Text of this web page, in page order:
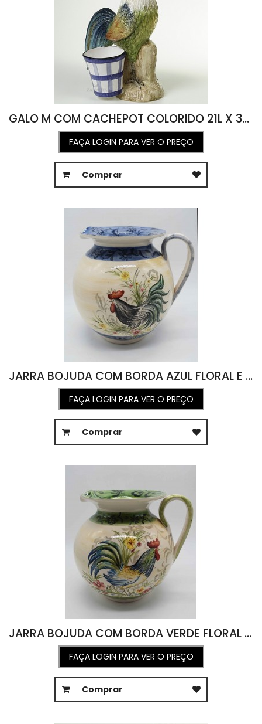
GALO M COM CACHEPOT COLORIDO 21L X 39A
FAÇA LOGIN PARA VER O PREÇO
Comprar
JARRA BOJUDA COM BORDA AZUL FLORAL E DESENHO DE GALO NO CENTRO (A25 D20)
FAÇA LOGIN PARA VER O PREÇO
Comprar
JARRA BOJUDA COM BORDA VERDE FLORAL COM DESENHO DE GALO NO CENTRO (A24 D20)
FAÇA LOGIN PARA VER O PREÇO
Comprar